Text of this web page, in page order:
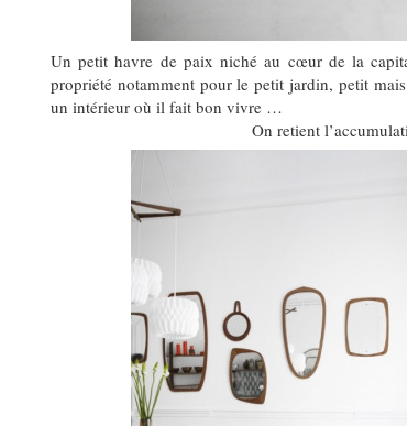
Un petit havre de paix niché au cœur de la
propriété notamment pour le petit jardin, petit
un intérieur où il fait bon vivre …
On retient